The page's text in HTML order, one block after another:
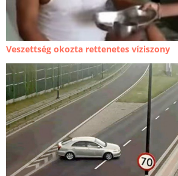
Veszettség okozta rettenetes víziszony